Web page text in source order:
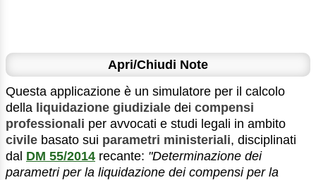
Apri/Chiudi Note
Questa applicazione è un simulatore per il calcolo
della liquidazione giudiziale dei compensi
professionali per avvocati e studi legali in ambito
civile basato sui parametri ministeriali, disciplinati
dal DM 55/2014 recante: "Determinazione dei
parametri per la liquidazione dei compensi per la